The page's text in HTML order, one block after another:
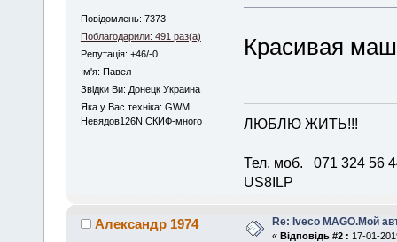
Повідомлень: 7373
Поблагодарили: 491 раз(а)
Репутація: +46/-0
Iм'я: Павел
Звідки Ви: Донецк Украина
Яка у Вас техніка: GWM
Невядов126N СКИФ-много
Красивая
ЛЮБЛЮ ЖИТЬ!!!
Тел. моб. 071 324 56
US8ILP
Александр 1974 Re: Iveco MAGO.Мой
« Відповідь #2 : 17-01-